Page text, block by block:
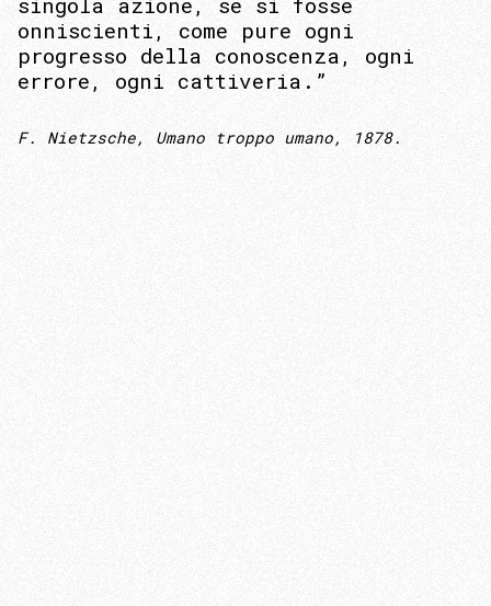
onniscienti, come pure ogni
progresso della conoscenza, ogni
errore, ogni cattiveria.”
F. Nietzsche, Umano troppo umano, 1878.